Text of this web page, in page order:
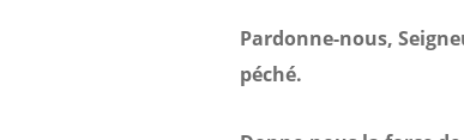
Pardonne-nous,
péché.